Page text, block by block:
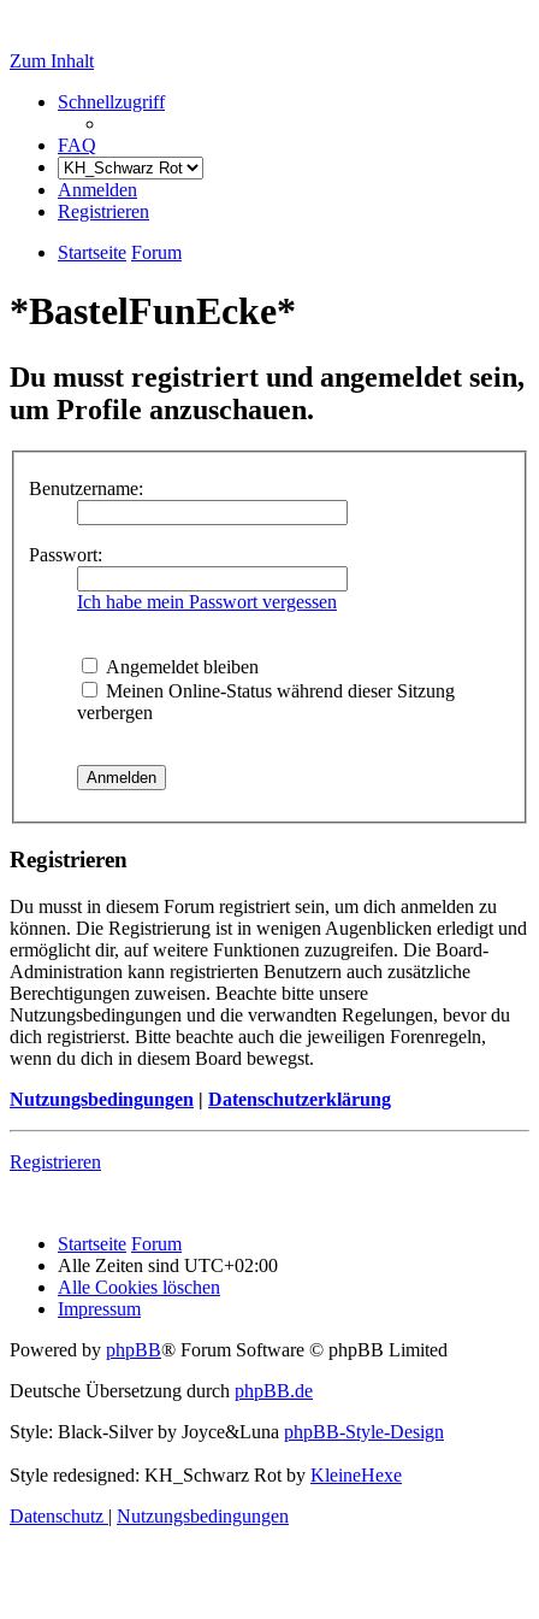
Zum Inhalt
Schnellzugriff
FAQ
Anmelden
Registrieren
Startseite Forum
*BastelFunEcke*
Du musst registriert und angemeldet sein,
um Profile anzuschauen.
Benutzername:
Passwort:
Ich habe mein Passwort vergessen
Angemeldet bleiben
Meinen Online-Status während dieser Sitzung
verbergen
Registrieren
Du musst in diesem Forum registriert sein, um dich anmelden zu
können. Die Registrierung ist in wenigen Augenblicken erledigt und
ermöglicht dir, auf weitere Funktionen zuzugreifen. Die Board-
Administration kann registrierten Benutzern auch zusätzliche
Berechtigungen zuweisen. Beachte bitte unsere
Nutzungsbedingungen und die verwandten Regelungen, bevor du
dich registrierst. Bitte beachte auch die jeweiligen Forenregeln,
wenn du dich in diesem Board bewegst.
Nutzungsbedingungen | Datenschutzerklärung
Registrieren
Startseite Forum
Alle Zeiten sind UTC+02:00
Alle Cookies löschen
Impressum
Powered by phpBB® Forum Software © phpBB Limited
Deutsche Übersetzung durch phpBB.de
Style: Black-Silver by Joyce&Luna phpBB-Style-Design
Style redesigned: KH_Schwarz Rot by KleineHexe
Datenschutz | Nutzungsbedingungen